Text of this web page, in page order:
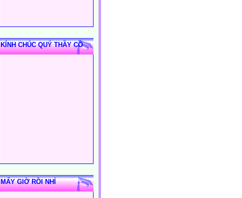
KÍNH CHÚC QUÝ THẦY CÔ
MẤY GIỜ RỒI NHỈ